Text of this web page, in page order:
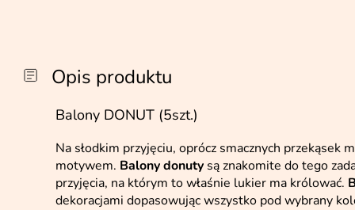
Opis produktu
Balony DONUT (5szt.)
Na słodkim przyjęciu, oprócz smacznych przekąsek
motywem. Balony donuty są znakomite do tego
przyjęcia, na którym to właśnie lukier ma królować.
dekoracjami dopasowując wszystko pod wybrany